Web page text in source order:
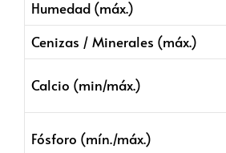
Humedad (máx.)
Cenizas / Minerales (máx.)
Calcio (min/máx.)
Fósforo (mín./máx.)